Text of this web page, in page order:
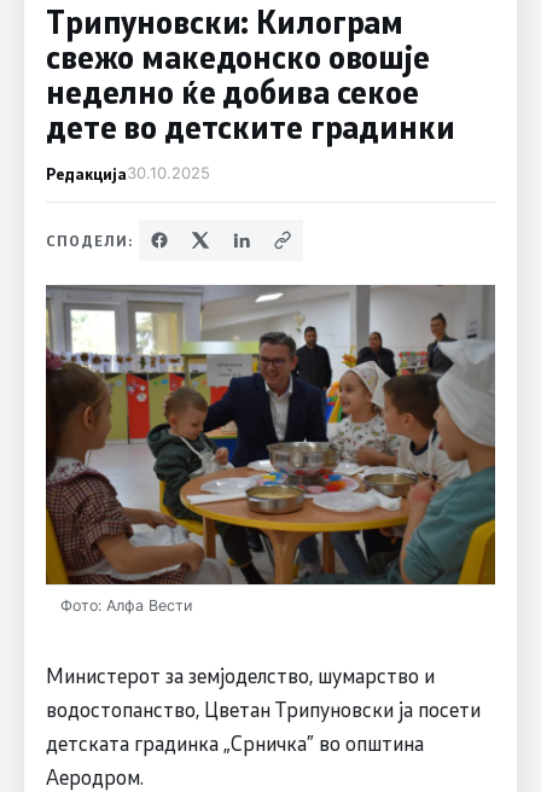
Трипуновски: Килограм
свежо македонско овошје
неделно ќе добива секое
дете во детските градинки
Редакција30.10.2025
СПОДЕЛИ:
Фото: Алфа Вести
Министерот за земјоделство, шумарство и
водостопанство, Цветан Трипуновски ја посети
детската градинка „Срничка” во општина
Аеродром.